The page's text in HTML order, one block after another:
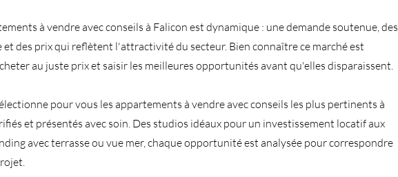
à vendre avec conseils à Falicon est dynamique : une demande soutenue, des
des prix qui reflètent l'attractivité du secteur. Bien connaître ce marché est
au juste prix et saisir les meilleures opportunités avant qu'elles disparaissent.
pour vous les appartements à vendre avec conseils les plus pertinents à
et présentés avec soin. Des studios idéaux pour un investissement locatif aux
avec terrasse ou vue mer, chaque opportunité est analysée pour correspondre